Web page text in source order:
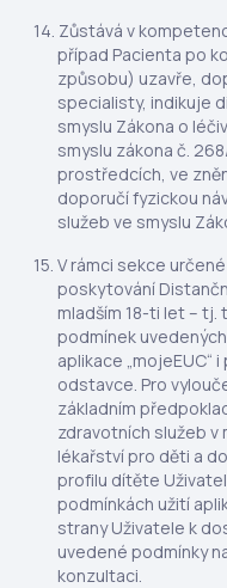
Zůstává v
případ Pacienta po
způsobu) uzavře,
specialisty, indikuje
smyslu Zákona o
smyslu zákona č.
prostředcích, ve
doporučí fyzickou
služeb ve smyslu
V rámci sekce
poskytování
mladším 18-ti let –
podmínek
aplikace
odstavce. Pro
základním
zdravotních služeb v
lékařství pro děti a
profilu dítěte
podmínkách užití
strany Uživatele k
uvedené podmínky
konzultaci.